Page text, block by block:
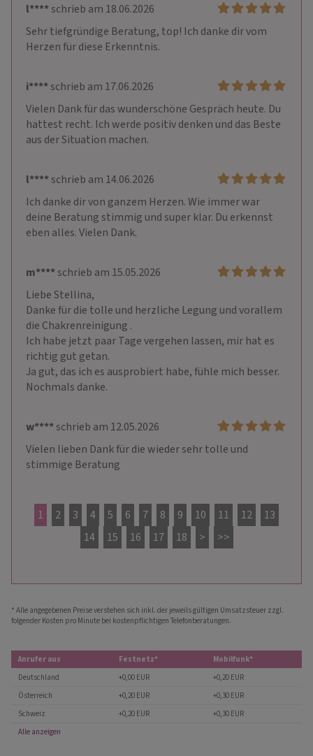
l****schrieb am 18.06.2026
Sehr tiefgründige Beratung, top! Ich danke dir vom
Herzen für diese Erkenntnis.
i****schrieb am 17.06.2026
Vielen Dank für das wunderschöne Gespräch heute. Du
hattest recht. Ich werde positiv denken und das Beste
aus der Situation machen.
l****schrieb am 14.06.2026
Ich danke dir von ganzem Herzen. Wie immer war
deine Beratung stimmig und super klar. Du erkennst
eben alles. Vielen Dank.
m****schrieb am 15.05.2026
Liebe Stellina,
Danke für die tolle und herzliche Legung und vorallem
die Chakrenreinigung .
Ich habe jetzt paar Tage vergehen lassen, mir hat es
richtig gut getan.
Ja gut, das ich es ausprobiert habe, fühle mich besser.
Nochmals danke.
w****schrieb am 12.05.2026
Vielen lieben Dank für die wieder sehr tolle und
stimmige Beratung
1 2 3 4 5 6 7 8 9 10 11 12
13
14
15 16 17 18 > >>
* Alle angegebenen Preise verstehen sich inkl. der jeweils gültigen Umsatzsteuer zzgl.
folgender Kosten pro Minute bei kostenpflichtigen Telefonberatungen.
Anrufer aus Festnetz*
Mobilfunk*
Deutschland
+0,00 EUR
+0,20 EUR
Österreich
+0,20 EUR
+0,30 EUR
Schweiz
+0,20 EUR
+0,30 EUR
Alle anzeigen